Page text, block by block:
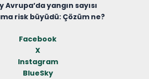
Avrupa’da yangın sayısı
risk büyüdü: Çözüm ne?
Facebook
X
Instagram
BlueSky